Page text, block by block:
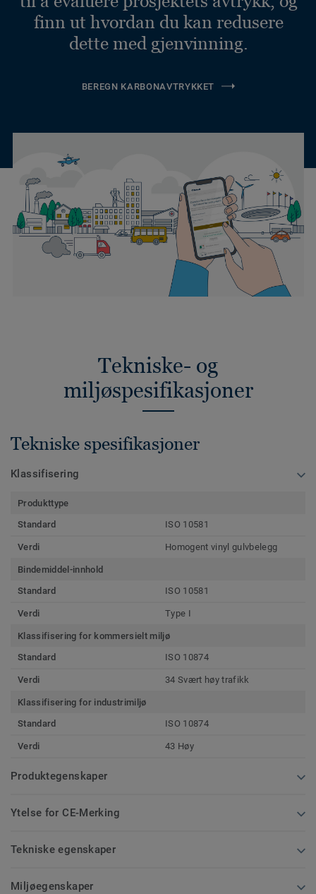
finn ut hvordan du kan redusere
dette med gjenvinning.
BEREGN KARBONAVTRYKKET
Tekniske- og
miljøspesifikasjoner
Tekniske spesifikasjoner
Klassifisering
Produkttype
Standard
ISO 10581
Verdi Homogent vinyl gulvbelegg
Bindemiddel-innhold
Standard
ISO 10581
Verdi Type I
Klassifisering for kommersielt miljø
Standard
ISO 10874
Verdi 34 Svært høy trafikk
Klassifisering for industrimiljø
Standard
ISO 10874
Verdi 43 Høy
Produktegenskaper
Ytelse for CE-Merking
Tekniske egenskaper
Miljøegenskaper